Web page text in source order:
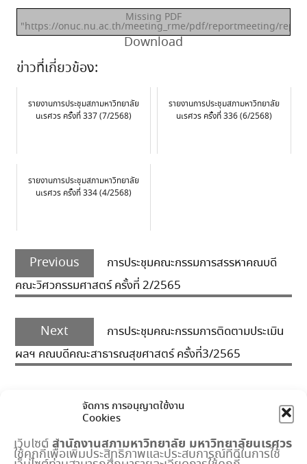
จัดการ การอนุญาตใช้งาน
Cookies
เว็บไซต์สำนักงานสภามหาวิทยาลัย มหาวิทยาลัยนเรศวร
ใช้คุกกี้เพื่อเพิ่มประสิทธิภาพและประสบการณ์ที่ดีในการใช้
Missing PDF
"https://onuc.nu.ac.th/meeting_rme/pdf/reportmeeting/
Download
ข่าวที่เกี่ยวข้อง:
รายงานการประชุมสภามหาวิทยาลัย
นเรศวร ครั้งที่ 337 (7/2568)
รายงานการประชุมสภามหาวิทยาลัย
นเรศวร ครั้งที่ 336 (6/2568)
รายงานการประชุมสภามหาวิทยาลัย
นเรศวร ครั้งที่ 334 (4/2568)
Post
navigation
Previous
Previous
post:
การประชุมคณะกรรมการสรรหาคณบดี
คณะวิศวกรรมศาสตร์ ครั้งที่ 2/2565
Next
Next
post:
การประชุมคณะกรรมการติดตามประเมิน
ผลฯ คณบดีคณะสาธารณสุขศาสตร์ ครั้งที่3/2565